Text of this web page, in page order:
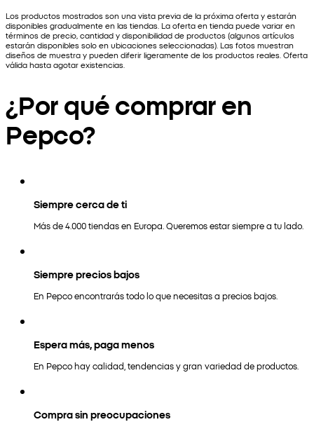
Los productos mostrados son una vista previa de la próxima oferta y estarán
disponibles gradualmente en las tiendas. La oferta en tienda puede variar en
términos de precio, cantidad y disponibilidad de productos (algunos artículos
estarán disponibles solo en ubicaciones seleccionadas). Las fotos muestran
diseños de muestra y pueden diferir ligeramente de los productos reales. Oferta
válida hasta agotar existencias.
¿Por qué comprar en
Pepco?
Siempre cerca de ti
Más de 4.000 tiendas en Europa. Queremos estar siempre a tu lado.
Siempre precios bajos
En Pepco encontrarás todo lo que necesitas a precios bajos.
Espera más, paga menos
En Pepco hay calidad, tendencias y gran variedad de productos.
Compra sin preocupaciones